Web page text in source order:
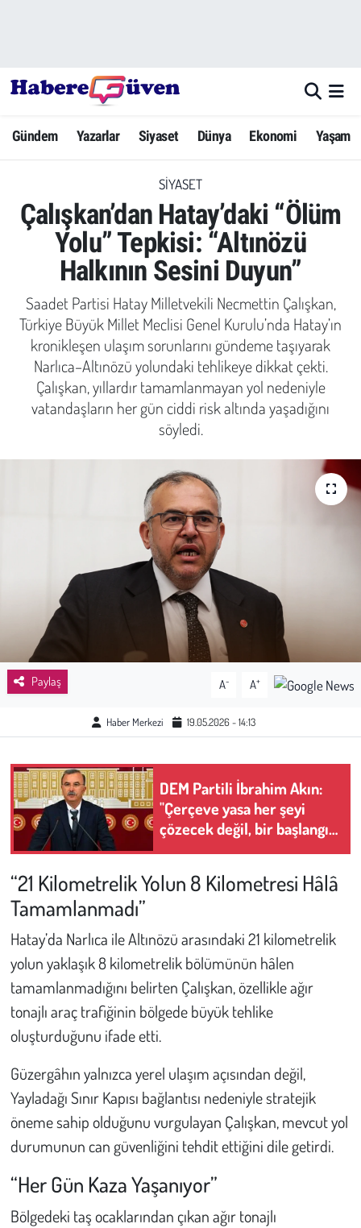
Gündem Yazarlar Siyaset Dünya Ekonomi Yaşam
SIYASET
Çalışkan’dan Hatay’daki “Ölüm
Yolu” Tepkisi: “Altınözü
Halkının Sesini Duyun”
Saadet Partisi Hatay Milletvekili Necmettin Çalışkan,
Türkiye Büyük Millet Meclisi Genel Kurulu’nda Hatay’ın
kronikleşen ulaşım sorunlarını gündeme taşıyarak
Narlıca–Altınözü yolundaki tehlikeye dikkat çekti.
Çalışkan, yıllardır tamamlanmayan yol nedeniyle
vatandaşların her gün ciddi risk altında yaşadığını
söyledi.
Paylaş A- A+
Haber Merkezi 19.05.2026 - 14:13
DEM Partili İbrahim Akın:
"Çerçeve yasa her şeyi
çözecek değil, bir başlangıç
yasası"
“21 Kilometrelik Yolun 8 Kilometresi Hâlâ
Tamamlanmadı”
Hatay’da Narlıca ile Altınözü arasındaki 21 kilometrelik
yolun yaklaşık 8 kilometrelik bölümünün hâlen
tamamlanmadığını belirten Çalışkan, özellikle ağır
tonajlı araç trafiğinin bölgede büyük tehlike
oluşturduğunu ifade etti.
Güzergâhın yalnızca yerel ulaşım açısından değil,
Yayladağı Sınır Kapısı bağlantısı nedeniyle stratejik
öneme sahip olduğunu vurgulayan Çalışkan, mevcut yol
durumunun can güvenliğini tehdit ettiğini dile getirdi.
“Her Gün Kaza Yaşanıyor”
Bölgedeki taş ocaklarından çıkan ağır tonajlı
Yazarlar
Dünya
Ekonomi
Yaşam
Yerel Haberler
Eğitim
Sağlık
Kültür Sanat
Bilim - Teknoloji
İnsan Hakları
Hayvan Hakları
Galeri
Günün İçinden
Vefat İlanları
Hukuk
Tarım
Son Dakika
Kent
Eğlence
Hava Durumu
Trafik Durumu
Süper Lig Puan Durumu ve Fikstür
Tüm Manşetler
Son Dakika Haberleri
Haber Arşivi